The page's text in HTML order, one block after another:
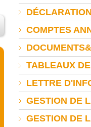
COMPTES
TABLEAUX
LETTRE
GESTION DE
GESTION DE